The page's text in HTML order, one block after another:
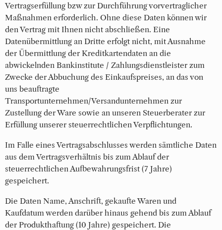
Vertragserfüllung bzw zur Durchführung vorvertraglicher
Maßnahmen erforderlich. Ohne diese Daten können wir
den Vertrag mit Ihnen nicht abschließen. Eine
Datenübermittlung an Dritte erfolgt nicht, mit Ausnahme
der Übermittlung der Kreditkartendaten an die
abwickelnden Bankinstitute / Zahlungsdienstleister zum
Zwecke der Abbuchung des Einkaufspreises, an das von
uns beauftragte
Transportunternehmen/Versandunternehmen zur
Zustellung der Ware sowie an unseren Steuerberater zur
Erfüllung unserer steuerrechtlichen Verpflichtungen.
Im Falle eines Vertragsabschlusses werden sämtliche Daten
aus dem Vertragsverhältnis bis zum Ablauf der
steuerrechtlichen Aufbewahrungsfrist (7 Jahre)
gespeichert.
Die Daten Name, Anschrift, gekaufte Waren und
Kaufdatum werden darüber hinaus gehend bis zum Ablauf
der Produkthaftung (10 Jahre) gespeichert. Die